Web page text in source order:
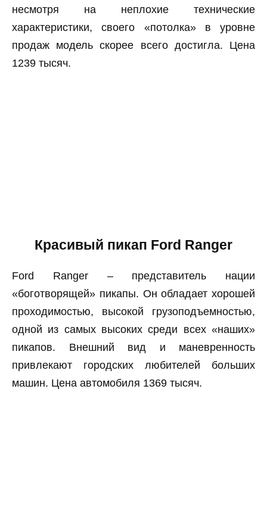
несмотря на неплохие технические
характеристики, своего «потолка» в уровне
продаж модель скорее всего достигла. Цена
1239 тысяч.
Красивый пикап Ford Ranger
Ford Ranger – представитель нации
«боготворящей» пикапы. Он обладает хорошей
проходимостью, высокой грузоподъемностью,
одной из самых высоких среди всех «наших»
пикапов. Внешний вид и маневренность
привлекают городских любителей больших
машин. Цена автомобиля 1369 тысяч.